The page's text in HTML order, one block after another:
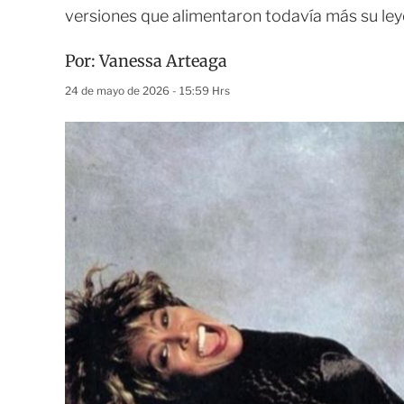
versiones que alimentaron todavía más su
Por:Vanessa Arteaga
24 de mayo de 2026 - 15:59 Hrs